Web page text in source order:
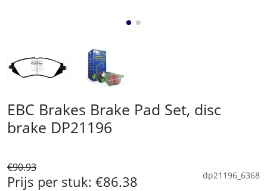
EBC Brakes Brake Pad Set, disc
brake DP21196
€90.93
Prijs per stuk: €86.38 dp21196_6368